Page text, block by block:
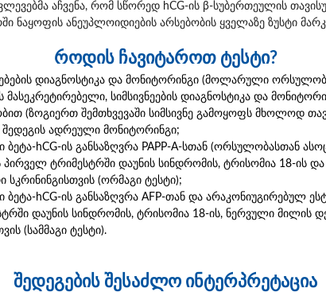
აჩვენა, რომ სწორედ hCG-ის β-სუბერთეულის
ნაყოფის ანეუპლოიდიების არსებობის ყველაზე ზუსტი
როდის ჩავიტაროთ ტესტი?
დიაგნოსტიკა და მონიტორინგი (მოლარული
მასეკრეტირებელი, სიმსივნეების დიაგნოსტიკა და
(ზოგიერთ შემთხვევაში სიმსივნე გამოყოფს მხოლოდ
ადრეული მონიტორინგი;
hCG-ის განსაზღვრა PAPP-A-სთან (ორსულობასთან
ტრიმესტრში დაუნის სინდრომის, ტრისომია 18-ის
(ორმაგი ტესტი);
ბეტა-hCG-ის განსაზღვრა AFP-თან და არაკონიუგირებულ
დაუნის სინდრომის, ტრისომია 18-ის, ნერვული მილის
(სამმაგი ტესტი).
შედეგების შესაძლო ინტერპრეტაცია